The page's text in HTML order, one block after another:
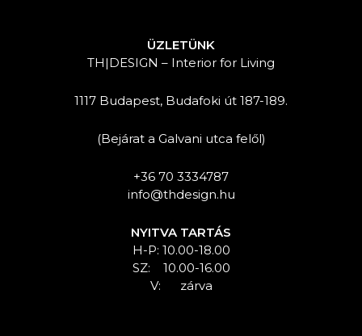
ÜZLETÜNK
TH|DESIGN – Interior for Living
1117 Budapest, Budafoki út 187-189.
(Bejárat a Galvani utca felől)
+36 70 3334787
info@thdesign.hu
NYITVA TARTÁS
H-P: 10.00-18.00
SZ: 10.00-16.00
V: zárva